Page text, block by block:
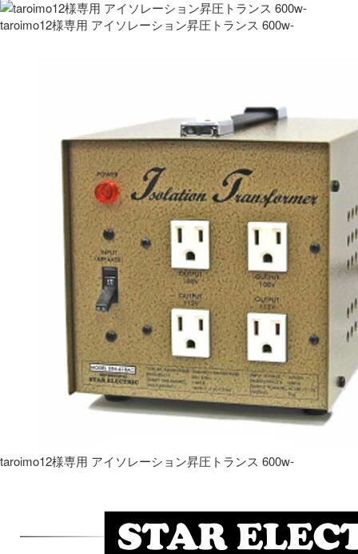
taroimo12様専用 アイソレーション昇圧トランス 600w-
taroimo12様専用 アイソレーション昇圧トランス 600w-